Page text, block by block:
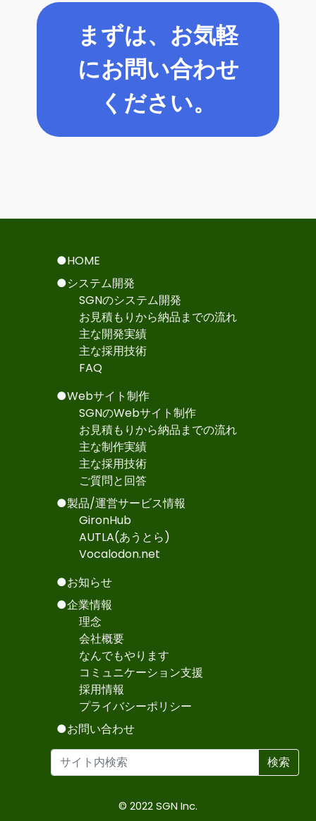
まずは、お気軽
にお問い合わせ
ください。
●HOME
●システム開発
SGNのシステム開発
お見積もりから納品までの流れ
主な開発実績
主な採用技術
FAQ
●Webサイト制作
SGNのWebサイト制作
お見積もりから納品までの流れ
主な制作実績
主な採用技術
ご質問と回答
●製品/運営サービス情報
GironHub
AUTLA(あうとら)
Vocalodon.net
●お知らせ
●企業情報
理念
会社概要
なんでもやります
コミュニケーション支援
採用情報
プライバシーポリシー
●お問い合わせ
検索
© 2022 SGN Inc.